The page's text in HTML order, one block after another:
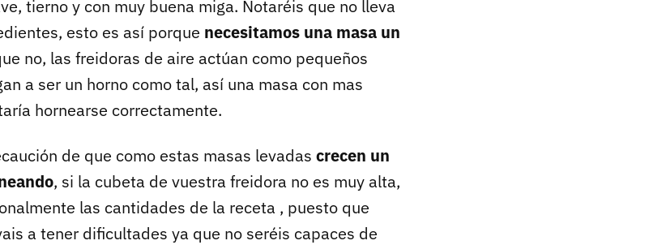
tierno y con muy buena miga. Notaréis que no lleva
esto es así porque necesitamos una masa un
no, las freidoras de aire actúan como pequeños
a ser un horno como tal, así una masa con mas
hornearse correctamente.
de que como estas masas levadas crecen un
, si la cubeta de vuestra freidora no es muy alta,
las cantidades de la receta , puesto que
a tener dificultades ya que no seréis capaces de